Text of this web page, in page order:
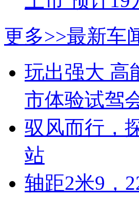
更多>>最新车
玩出强大 高
市体验试驾
驭风而行，
站
轴距2米9，